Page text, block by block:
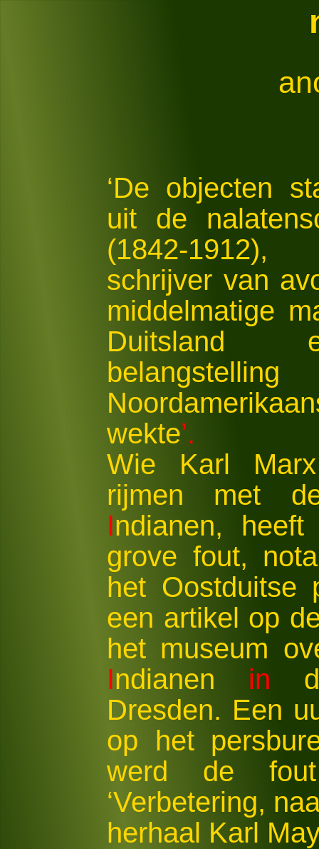
‘De objecten
uit de
(1842-
schrijver van
middelmatige
Duitsland
wekte’.
Wie Karl
rijmen met de
Indianen,
grove fout,
het Oostduitse
een artikel op
het museum
Indianen in
Dresden. Een
op het
werd de fout
‘Verbetering,
herhaal Karl